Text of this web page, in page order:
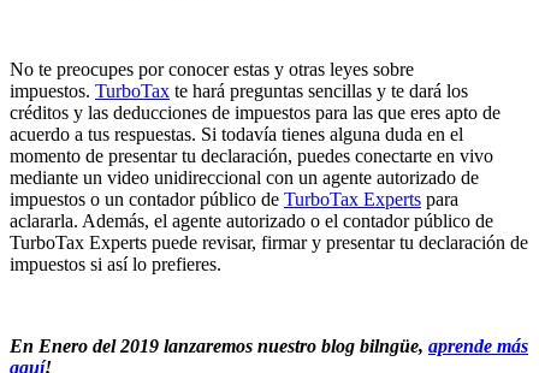
No te preocupes por conocer estas y otras leyes sobre
impuestos. TurboTax te hará preguntas sencillas y te dará los
créditos y las deducciones de impuestos para las que eres apto de
acuerdo a tus respuestas. Si todavía tienes alguna duda en el
momento de presentar tu declaración, puedes conectarte en vivo
mediante un video unidireccional con un agente autorizado de
impuestos o un contador público de TurboTax Experts para
aclararla. Además, el agente autorizado o el contador público de
TurboTax Experts puede revisar, firmar y presentar tu declaración de
impuestos si así lo prefieres.
En Enero del 2019 lanzaremos nuestro blog bilngüe, aprende más
aquí!